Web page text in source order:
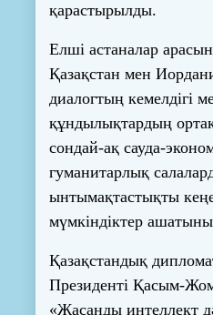
қарастырылды.
Елші астаналар
Қазақстан мен
диалогтың кемелдігі
құндылықтардың
сондай-ақ сауда-
гуманитарлық
ынтымақтастықты
мүмкіндіктер
Қазақстандық
Президенті Қасым-
«Жасанды интеллект